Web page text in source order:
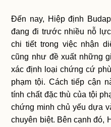
Đến nay, Hiệp định
đang đi trước nhiều nỗ
chi tiết trong việc nhận
cũng như đề xuất những
xác định loại chứng cứ
phạm tội. Cách tiếp cận
tính chất đặc thù của tội
chứng minh chủ yếu dựa
chuyên biệt. Bên cạnh đó,